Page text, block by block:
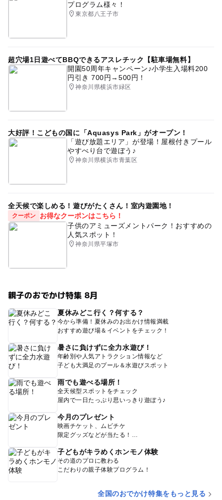
プログラム様々！
東京都八王子市
超穴場1日遊べてBBQできるアスレチック【駐車場無料】
開園50周年キャンペーン♪小学生入場料200
円引き 700円→500円！
神奈川県横浜市緑区
大好評！こどもの国に「Aquasys Park」がオープン！
「遊び放題エリア」が登場！屋根付きプール
やすべり台で遊ぼう♪
神奈川県横浜市青葉区
全天候で楽しめる！遊びがたくさん！室内遊園地！
クーポン
お得なクーポンはこちら！
子供のアミューズメントパーク！おすすめの
人気スポット！
神奈川県平塚市
親子のおでかけ特集 8月
夏休みどこ行く？何する？
今から準備！夏休みのお出かけ情報満載
おすすめ遊び場＆イベントをチェック！
暑さに負けずに全力水遊び！
年齢別や人気アトラクション情報など
子ども大満足のプール＆水遊びスポット
雨でも遊べる場所！
全天候型スポットをチェック
屋内で一日たっぷり思いっきり遊ぼう♪
今月のプレゼント
映画チケット、ムビチケ
限定グッズなどが当たる！
子どもがキラめくホンモノ体験
その道のプロに教わる
こだわりの親子体験プログラム！
全国のおでかけ特集をもっと見る